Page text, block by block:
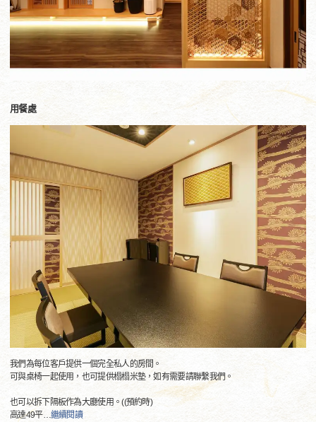
用餐處
我們為每位客戶提供一個完全私人的房間。
可與桌椅一起使用，也可提供榻榻米墊，如有需要請聯繫我們。
也可以拆下隔板作為大廳使用。((預約時)
高達49平…繼續閱讀